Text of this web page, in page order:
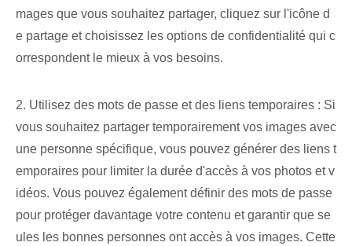
mages que vous souhaitez partager, cliquez sur l'icône d
e partage et choisissez les options de confidentialité qui c
orrespondent le mieux à vos besoins.
2. Utilisez des mots de passe et des liens temporaires : Si
vous souhaitez partager temporairement vos images avec
une personne spécifique, vous pouvez générer des liens t
emporaires pour limiter la durée d'accès à vos photos et v
idéos. Vous pouvez également définir des mots de passe
pour protéger davantage votre contenu et garantir que se
ules les bonnes personnes ont accès à vos images. Cette